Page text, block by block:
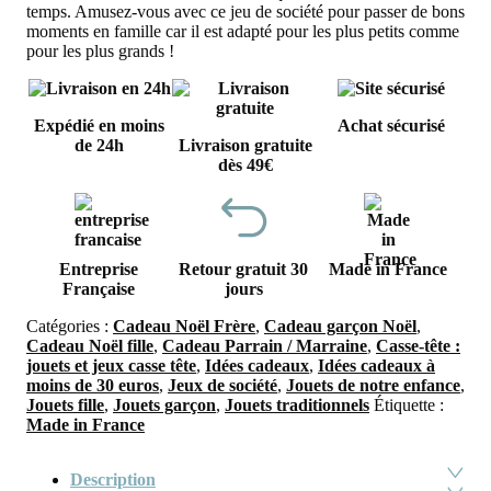
temps. Amusez-vous avec ce jeu de société pour passer de bons
moments en famille car il est adapté pour les plus petits comme
pour les plus grands !
Expédié en moins
de 24h
Livraison gratuite
dès 49€
Achat sécurisé
Entreprise
Française
Retour gratuit 30
jours
Made in France
Catégories : Cadeau Noël Frère, Cadeau garçon Noël,
Cadeau Noël fille, Cadeau Parrain / Marraine, Casse-tête :
jouets et jeux casse tête, Idées cadeaux, Idées cadeaux à
moins de 30 euros, Jeux de société, Jouets de notre enfance,
Jouets fille, Jouets garçon, Jouets traditionnels Étiquette :
Made in France
Description